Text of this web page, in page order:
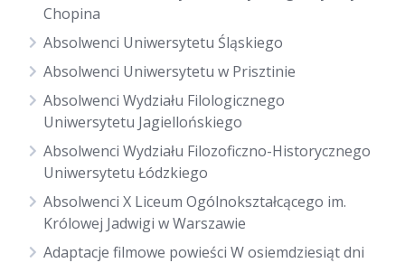
Chopina
Absolwenci Uniwersytetu Śląskiego
Absolwenci Uniwersytetu w Prisztinie
Absolwenci Wydziału Filologicznego
Uniwersytetu Jagiellońskiego
Absolwenci Wydziału Filozoficzno-Historycznego
Uniwersytetu Łódzkiego
Absolwenci X Liceum Ogólnokształcącego im.
Królowej Jadwigi w Warszawie
Adaptacje filmowe powieści W osiemdziesiąt dni